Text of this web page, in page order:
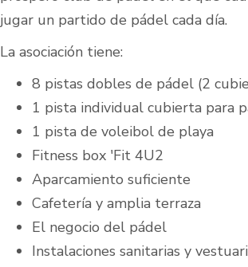
jugar un partido de pádel cada día.
La asociación tiene:
8 pistas dobles de pádel (2
1 pista individual cubierta para
1 pista de voleibol de playa
Fitness box 'Fit 4U2
Aparcamiento suficiente
Cafetería y amplia terraza
El negocio del pádel
Instalaciones sanitarias y